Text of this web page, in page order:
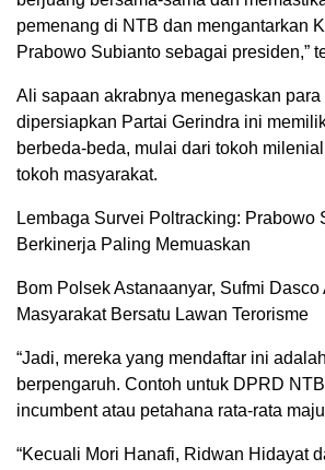
pemenang di NTB dan mengantarkan
Prabowo Subianto sebagai presiden,”
Ali sapaan akrabnya menegaskan para
dipersiapkan Partai Gerindra ini
berbeda-beda, mulai dari tokoh
tokoh masyarakat.
Lembaga Survei Poltracking: Prabowo
Berkinerja Paling Memuaskan
Bom Polsek Astanaanyar, Sufmi Dasco
Masyarakat Bersatu Lawan Terorisme
“Jadi, mereka yang mendaftar ini
berpengaruh. Contoh untuk DPRD
incumbent atau petahana rata-rata
“Kecuali Mori Hanafi, Ridwan Hidayat